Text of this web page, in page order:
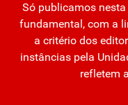
Só publicamos
fundamental, com a
a critério dos
instâncias pela
refletem